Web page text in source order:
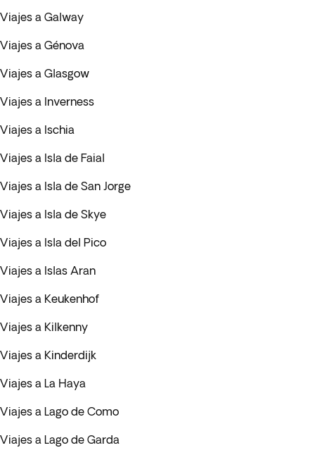
Viajes a Galway
Viajes a Génova
Viajes a Glasgow
Viajes a Inverness
Viajes a Ischia
Viajes a Isla de Faial
Viajes a Isla de San Jorge
Viajes a Isla de Skye
Viajes a Isla del Pico
Viajes a Islas Aran
Viajes a Keukenhof
Viajes a Kilkenny
Viajes a Kinderdijk
Viajes a La Haya
Viajes a Lago de Como
Viajes a Lago de Garda